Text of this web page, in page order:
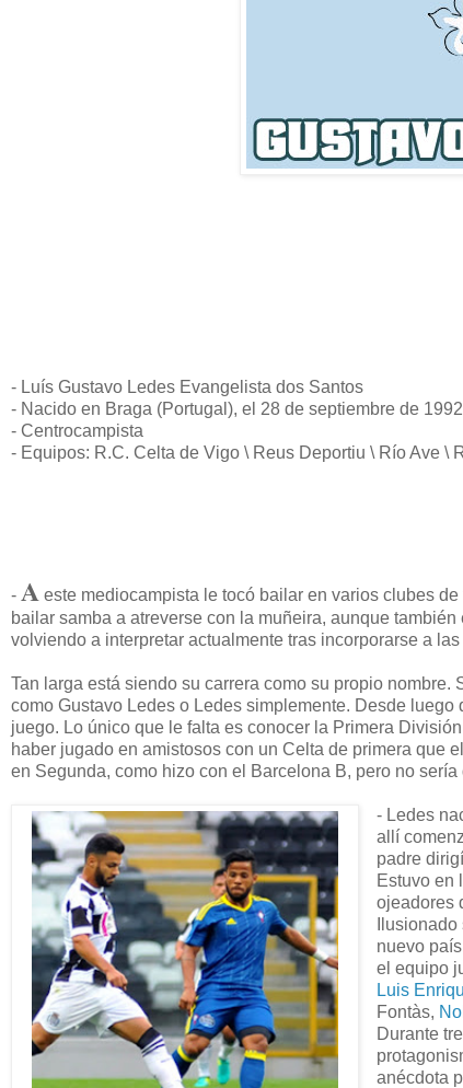
- Luís Gustavo Ledes Evangelista dos Santos
- Nacido en Braga (Portugal), el 28 de septiembre de 1992
- Centrocampista
- Equipos: R.C. Celta de Vigo \ Reus Deportiu \ Río Ave \
- A este mediocampista le tocó bailar en varios clubes
bailar samba a atreverse con la muñeira, aunque
volviendo a interpretar actualmente tras incorporarse a
Tan larga está siendo su carrera como su propio
como Gustavo Ledes o Ledes simplemente. Desde
juego. Lo único que le falta es conocer la Primera
haber jugado en amistosos con un Celta de primera que
en Segunda, como hizo con el Barcelona B, pero no
- Ledes
allí
padre
Estuvo en
ojeadores
nuevo
el equipo
Luis
Fontàs,
Durante
anécdota